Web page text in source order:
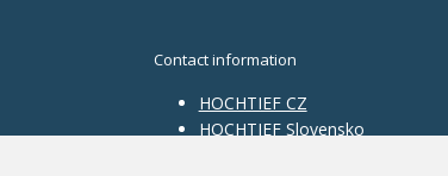
Contact information
HOCHTIEF CZ
HOCHTIEF Slovensko